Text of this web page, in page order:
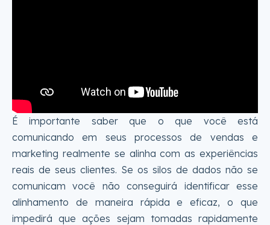
É importante saber que o que você está
comunicando em seus processos de vendas e
marketing realmente se alinha com as experiências
reais de seus clientes. Se os silos de dados não se
comunicam você não conseguirá identificar esse
alinhamento de maneira rápida e eficaz, o que
impedirá que ações sejam tomadas rapidamente